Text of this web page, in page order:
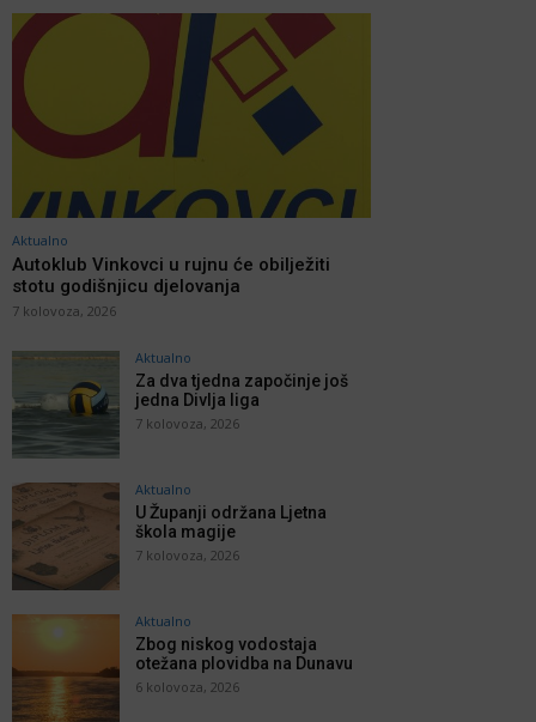
Aktualno
Autoklub Vinkovci u rujnu će obilježiti
stotu godišnjicu djelovanja
7 kolovoza, 2026
Aktualno
Za dva tjedna započinje još
jedna Divlja liga
7 kolovoza, 2026
Aktualno
U Županji održana Ljetna
škola magije
7 kolovoza, 2026
Aktualno
Zbog niskog vodostaja
otežana plovidba na Dunavu
6 kolovoza, 2026